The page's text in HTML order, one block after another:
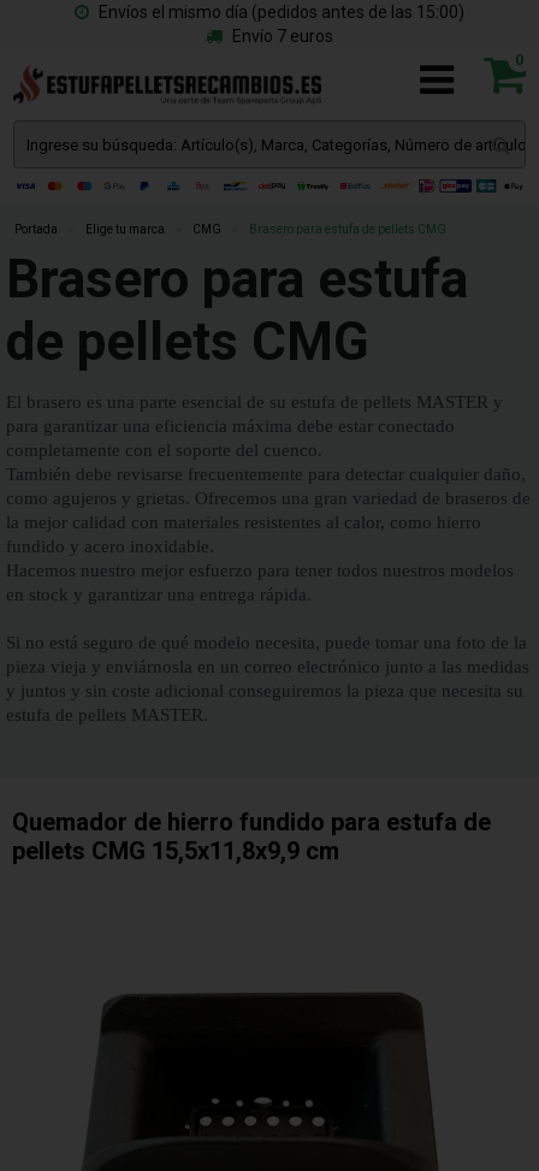
Envíos el mismo día (pedidos antes de las 15:00)
Envío 7 euros
0
Portada Elige tu marca CMG Brasero para estufa de pellets CMG
Brasero para estufa
de pellets CMG
El brasero es una parte esencial de su estufa de pellets MASTER y
para garantizar una eficiencia máxima debe estar conectado
completamente con el soporte del cuenco.
También debe revisarse frecuentemente para detectar cualquier daño,
como agujeros y grietas. Ofrecemos una gran variedad de braseros de
la mejor calidad con materiales resistentes al calor, como hierro
fundido y acero inoxidable.
Hacemos nuestro mejor esfuerzo para tener todos nuestros modelos
en stock y garantizar una entrega rápida.
Si no está seguro de qué modelo necesita, puede tomar una foto de la
pieza vieja y enviárnosla en un correo electrónico junto a las medidas
y juntos y sin coste adicional conseguiremos la pieza que necesita su
estufa de pellets MASTER.
Quemador de hierro fundido para estufa de
pellets CMG 15,5x11,8x9,9 cm